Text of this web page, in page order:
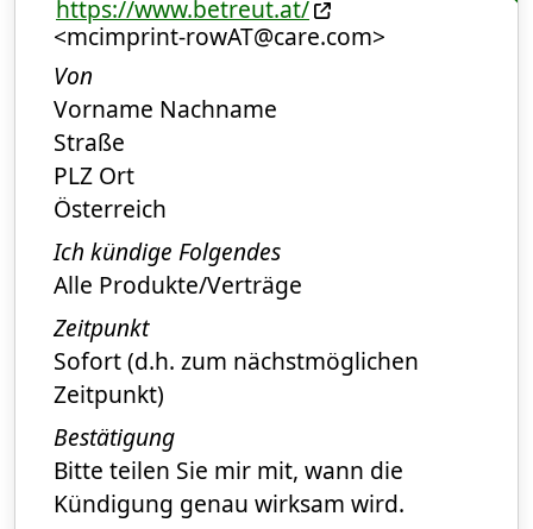
https://www.betreut.at/
<mcimprint-rowAT@care.com>
Von
Vorname Nachname
Straße
PLZ Ort
Österreich
Ich kündige Folgendes
Alle Produkte/Verträge
Zeitpunkt
Sofort (d.h. zum nächstmöglichen
Zeitpunkt)
Bestätigung
Bitte teilen Sie mir mit, wann die
Kündigung genau wirksam wird.